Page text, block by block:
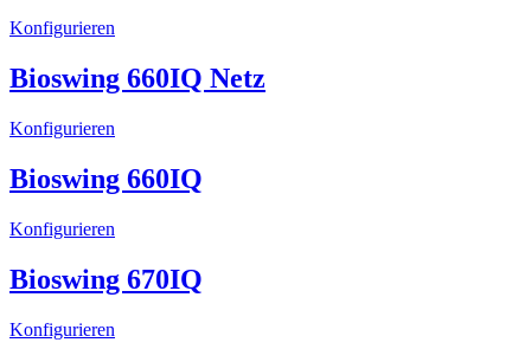
Konfigurieren
Bioswing 660IQ Netz
Konfigurieren
Bioswing 660IQ
Konfigurieren
Bioswing 670IQ
Konfigurieren